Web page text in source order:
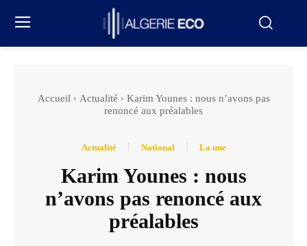
Accueil Actualité
Karim Younes : nous n’avons pas
renoncé aux préalables
Actualité National La une
Karim Younes : nous
n’avons pas renoncé aux
préalables